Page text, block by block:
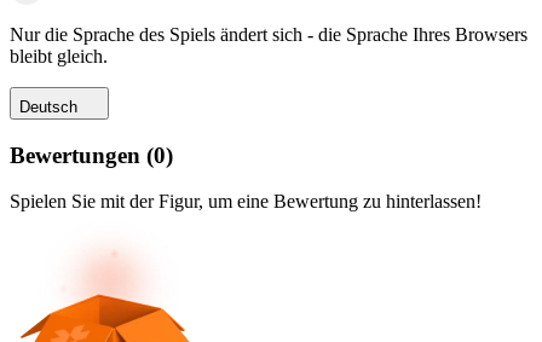
Nur die Sprache des Spiels ändert sich - die Sprache Ihres Browsers
bleibt gleich.
Deutsch
Bewertungen (0)
Spielen Sie mit der Figur, um eine Bewertung zu hinterlassen!